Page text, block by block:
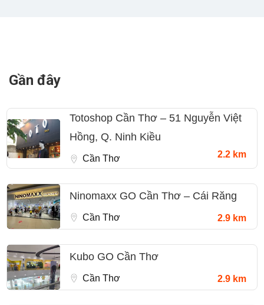
Gần đây
Totoshop Cần Thơ – 51 Nguyễn Việt
Hồng, Q. Ninh Kiều
Cần Thơ 2.2 km
Ninomaxx GO Cần Thơ – Cái Răng
Cần Thơ 2.9 km
Kubo GO Cần Thơ
Cần Thơ 2.9 km